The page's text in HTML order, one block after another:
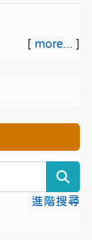
[ more... ]
進階搜尋